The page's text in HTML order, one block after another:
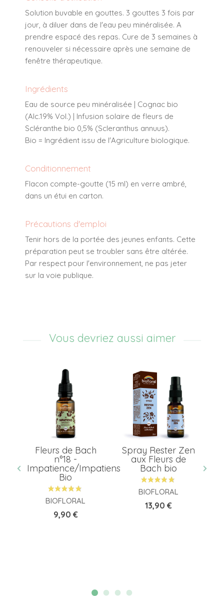
Solution buvable en gouttes. 3 gouttes 3 fois par
jour, à diluer dans de l'eau peu minéralisée. A
prendre espacé des repas. Cure de 3 semaines à
renouveler si nécessaire après une semaine de
fenêtre thérapeutique.
Ingrédients
Eau de source peu minéralisée | Cognac bio
(Alc.19% Vol.) | Infusion solaire de fleurs de
Scléranthe bio 0,5% (Scleranthus annuus).
Bio = Ingrédient issu de l'Agriculture biologique.
Conditionnement
Flacon compte-goutte (15 ml) en verre ambré,
dans un étui en carton.
Précautions d'emploi
Tenir hors de la portée des jeunes enfants. Cette
préparation peut se troubler sans être altérée.
Par respect pour l'environnement, ne pas jeter
sur la voie publique.
Vous devriez aussi aimer
Fleurs de Bach
n°18 -
Impatience/Impatiens
Bio
BIOFLORAL
Prix
9,90 €
Spray Rester Zen
aux Fleurs de
Bach bio
BIOFLORAL
Prix
13,90 €